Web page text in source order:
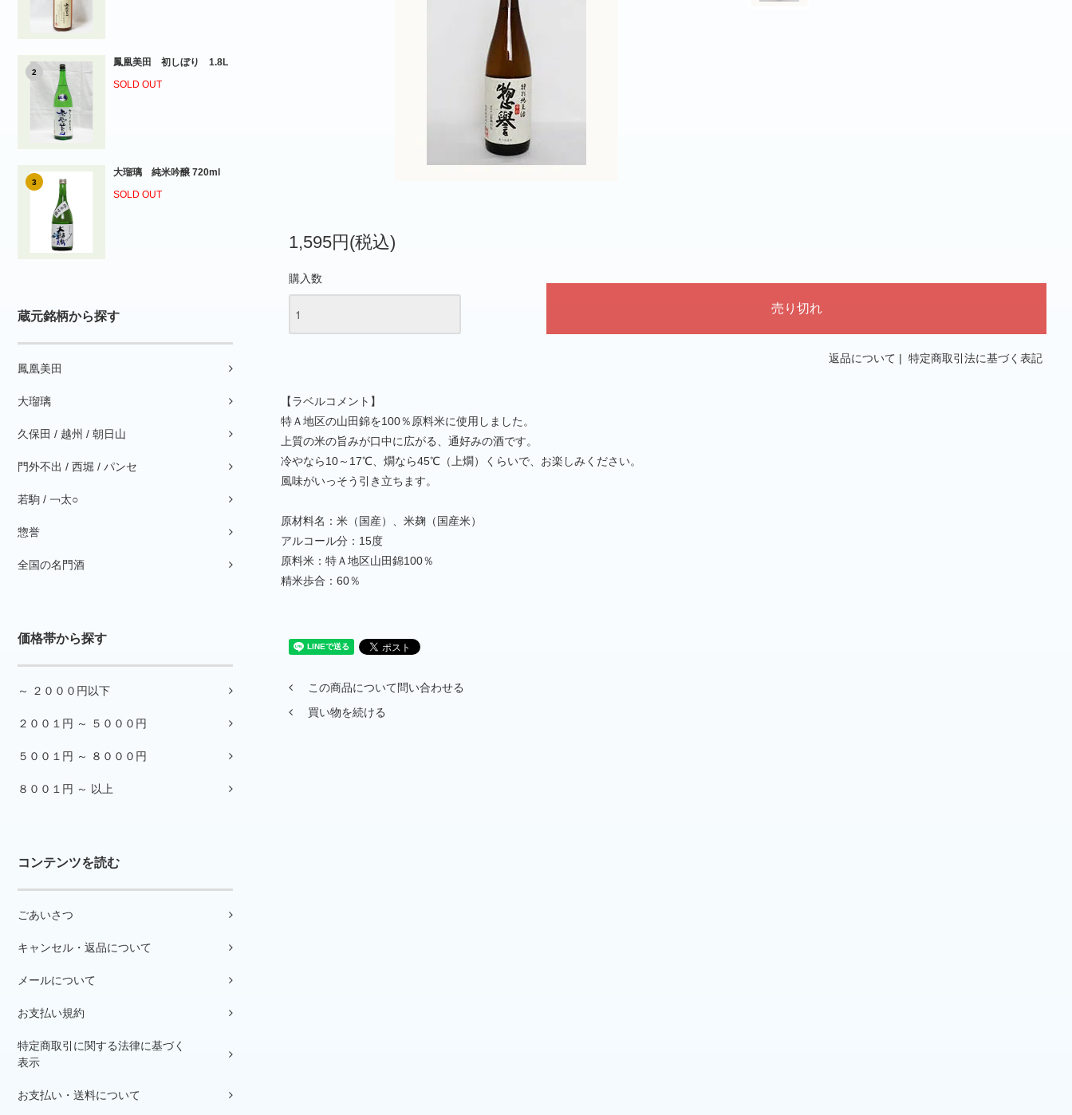
2
鳳凰美田 初しぼり 1.8L
SOLD OUT
3
大瑠璃 純米吟醸 720ml
SOLD OUT
蔵元銘柄から探す
鳳凰美田
大瑠璃
久保田 / 越州 / 朝日山
門外不出 / 西堀 / パンセ
若駒 / ￢太○
惣誉
全国の名門酒
価格帯から探す
～ ２０００円以下
２００１円 ～ ５０００円
５００１円 ～ ８０００円
８００１円 ～ 以上
コンテンツを読む
ごあいさつ
キャンセル・返品について
メールについて
お支払い規約
特定商取引に関する法律に基づく
表示
お支払い・送料について
1,595円(税込)
購入数
返品について | 特定商取引法に基づく表記
【ラベルコメント】
特Ａ地区の山田錦を100％原料米に使用しました。
上質の米の旨みが口中に広がる、通好みの酒です。
冷やなら10～17℃、燗なら45℃（上燗）くらいで、お楽しみください。
風味がいっそう引き立ちます。
原材料名：米（国産）、米麹（国産米）
アルコール分：15度
原料米：特Ａ地区山田錦100％
精米歩合：60％
この商品について問い合わせる
買い物を続ける